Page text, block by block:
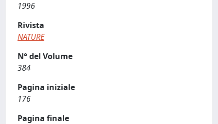
1996
Rivista
NATURE
N° del Volume
384
Pagina iniziale
176
Pagina finale